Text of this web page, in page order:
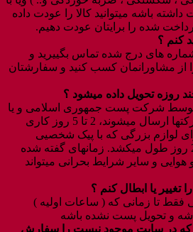
داشته باشه میتوانید کالا را عودت داده
شده را برایتان عودت دهیم.
کنم ؟
شماره های درج شده تماس بگییرید و
از مشاورانمان کسب کنید و سفارشتان
روزه تحویل داده میشود ؟
توسط شرکت پست جمهوری اسلامی و یا
با تیپاکس و سایر شرکتها ارسال میشوند، 2 تا 5 روز کاری
لوازم بزرگی که با پیک شخصیی
ارسال میشوند 1 تا 2 روز طول میکشد. زمانهای گفته شده
و سایر شرایط بحرانی میتواند
تغییر یا ابطال کنم ؟
فقط تا زمانی که ( ساعات اولیه )
باشه و تحویل پست نشده باشه
که در سایت موجود نیست را سفارش